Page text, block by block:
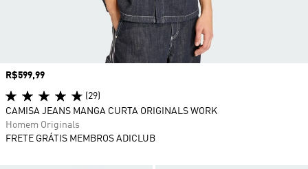
Preço
R$599,99
(29)
CAMISA JEANS MANGA CURTA ORIGINALS WORK
Homem Originals
FRETE GRÁTIS MEMBROS ADICLUB